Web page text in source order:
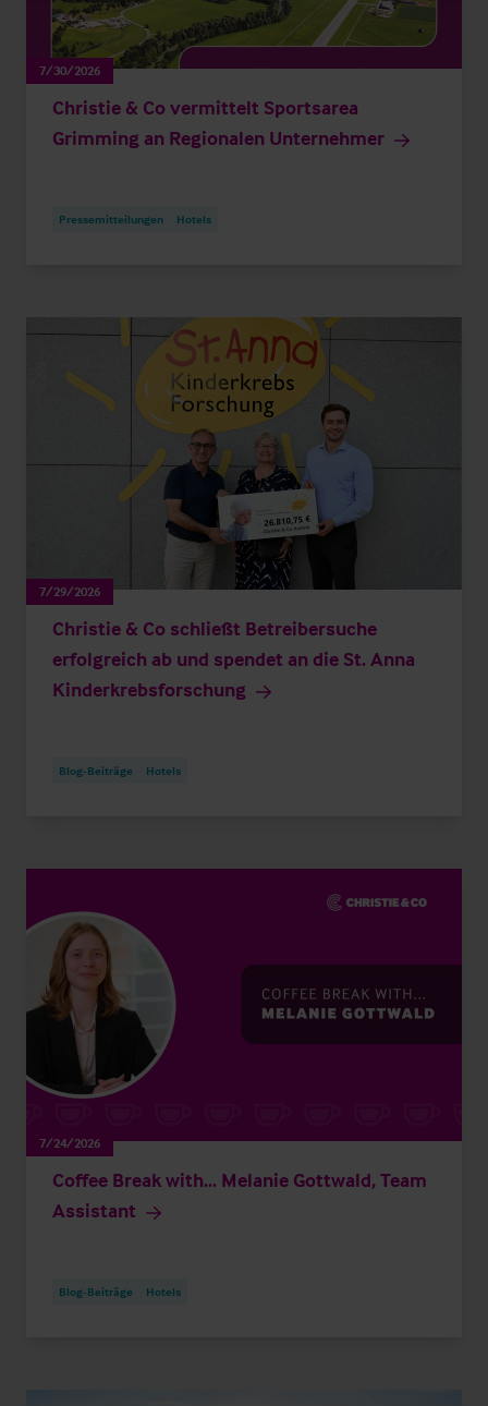
7/30/2026
Christie & Co vermittelt Sportsarea
Grimming an Regionalen Unternehmer
Pressemitteilungen Hotels
7/29/2026
Christie & Co schließt Betreibersuche
erfolgreich ab und spendet an die St. Anna
Kinderkrebsforschung
Blog-Beiträge Hotels
7/24/2026
Coffee Break with... Melanie Gottwald, Team
Assistant
Blog-Beiträge Hotels